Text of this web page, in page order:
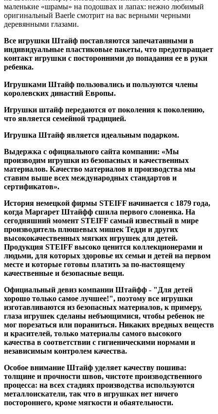
маленькие «шрамы» на подошвах и лапах: нежно любимый
оригинальный Baerle смотрит на вас верными черными
деревянными глазами.
Все игрушки Штайф поставляются запечатанными в
индивидуальные пластиковые пакеты, что предотвращает
контакт игрушки с посторонними до попадания ее в руки
ребенка.
Игрушками Штайф пользовались и пользуются члены
королевских династий Европы.
Игрушки штайф передаются от поколения к поколению,
что является семейной традицией.
Игрушка Штайф является идеальным подарком.
Выдержка с официального сайта компании: «Мы
производим игрушки из безопасных и качественных
материалов. Качество материалов и производства мы
ставим выше всех международных стандартов и
сертификатов».
История немецкой фирмы STEIFF начинается с 1879 года,
когда Маргарет Штайфф сшила первого слоненка. На
сегодняшний момент STEIFF самый известный в мире
производитель плюшевых мишек Тедди и других
высококачественных мягких игрушек для детей.
Продукция STEIFF высоко ценится коллекционерами и
людьми, для которых здоровье их семьи и детей на первом
месте и которые готовы платить за по-настоящему
качественные и безопасные вещи.
Официальный девиз компании Штайфф - "Для детей
хорошо только самое лучшее!", поэтому все игрушки
изготавливаются из безопасных материалов, к примеру,
глаза игрушек сделаны небъющимися, чтобы ребенок не
мог порезаться или пораниться. Никаких вредных веществ
и красителей, только материалы самого высокого
качества в соответствии с гигиеническими нормами и
независимым контролем качества.
Особое внимание Штайф уделяет качеству пошива:
толщине и прочности швов, чистоте производственного
процесса: на всех стадиях производства используются
металлоискатели, так что в игрушках нет ничего
постороннего, кроме мягкости и обаятельности.